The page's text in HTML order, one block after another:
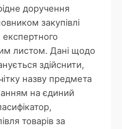
доручення
закупівлі
листом. Дані щодо
здійснити,
назву предмета
на єдиний
товарів за